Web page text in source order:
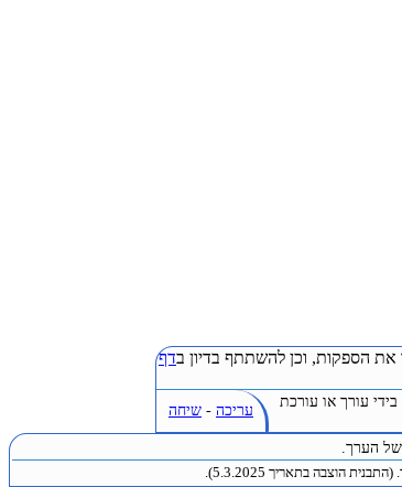
הספקות, וכן להשתתף בדיון בדף
עורך או עורכת
עריכה - שיחה
של הערך.
הוצבה בתאריך 5.3.2025).